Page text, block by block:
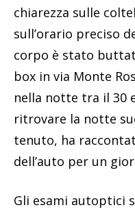
chiarezza sulle
sull’orario preciso
corpo è stato
box in via Monte
nella notte tra il 30
ritrovare la notte
tenuto, ha
dell’auto per un
Gli esami autoptici